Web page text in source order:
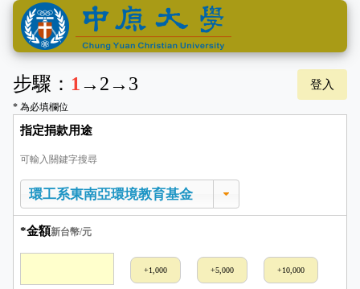
步驟： 1→ 2→ 3 登入
* 為必填欄位
指定捐款用途
可輸入關鍵字搜尋
*金額新台幣/元
+1,000 +5,000 +10,000